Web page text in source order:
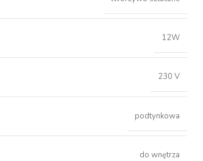
12W
230 V
podtynkowa
do wnętrza